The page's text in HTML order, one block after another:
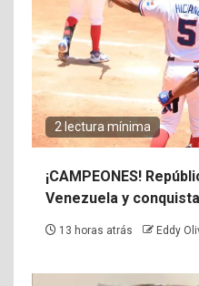
2 lectura mínima
¡CAMPEONES!
Venezuela y
13 horas atrás Eddy